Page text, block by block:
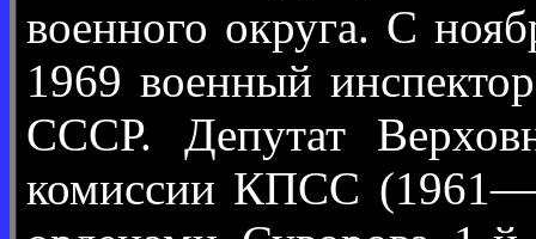
военного округа. С
1969 военный
СССР. Депутат
комиссии КПСС